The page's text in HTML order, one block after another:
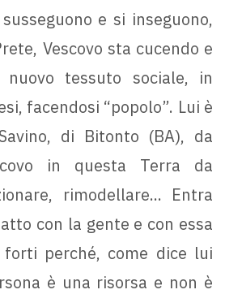
e si inseguono,
Vescovo sta cucendo e
nuovo tessuto sociale, in
facendosi “popolo”. Lui è
di Bitonto (BA), da
in questa Terra da
rimodellare... Entra
con la gente e con essa
perché, come dice lui
è una risorsa e non è